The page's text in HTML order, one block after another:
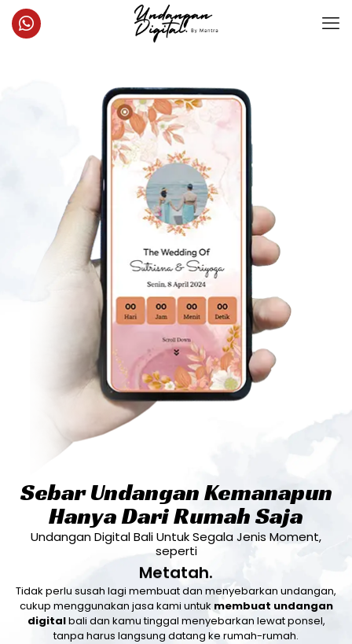
Sebar Undangan Kemanapun
Hanya Dari Rumah Saja
Undangan Digital Bali Untuk Segala Jenis Moment,
seperti
Metatah.
Tidak perlu susah lagi membuat dan menyebarkan undangan,
cukup menggunakan jasa kami untukmembuat undangan
digitalbali dan kamu tinggal menyebarkan lewat ponsel,
tanpa harus langsung datang ke rumah-rumah.